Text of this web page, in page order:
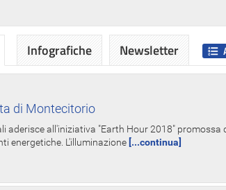
di Montecitorio
all'iniziativa "Earth Hour 2018" promossa
energetiche. L'illuminazione [...continua]
Infografiche Newsletter